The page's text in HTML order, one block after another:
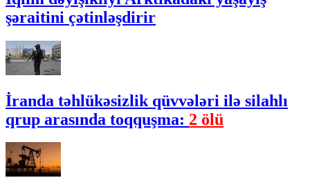
şəraitini çətinləşdirir
İranda təhlükəsizlik qüvvələri ilə silahlı
qrup arasında toqquşma: 2 ölü